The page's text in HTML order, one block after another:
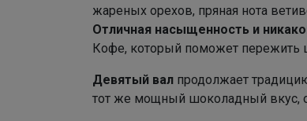
жареных орехов, пряная нота
Отличная насыщенность и
Кофе, который поможет пережить
Девятый вал продолжает
тот же мощный шоколадный вкус,